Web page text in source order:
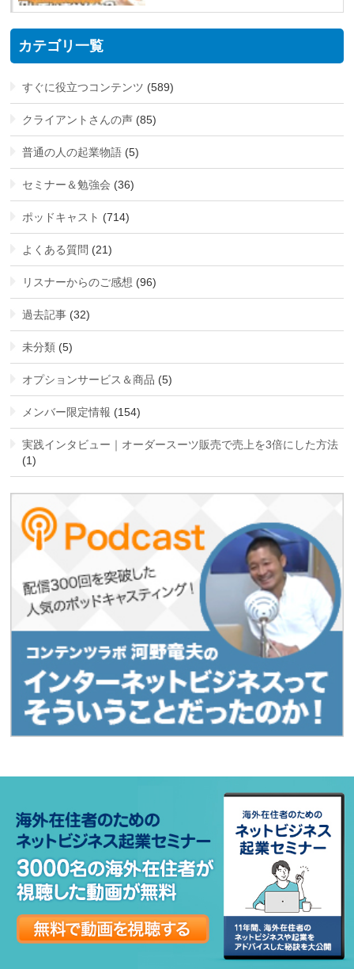
カテゴリ一覧
すぐに役立つコンテンツ (589)
クライアントさんの声 (85)
普通の人の起業物語 (5)
セミナー＆勉強会 (36)
ポッドキャスト (714)
よくある質問 (21)
リスナーからのご感想 (96)
過去記事 (32)
未分類 (5)
オプションサービス＆商品 (5)
メンバー限定情報 (154)
実践インタビュー｜オーダースーツ販売で売上を3倍にした方法
(1)